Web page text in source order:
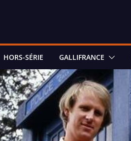
HORS-SÉRIE GALLIFRANCE